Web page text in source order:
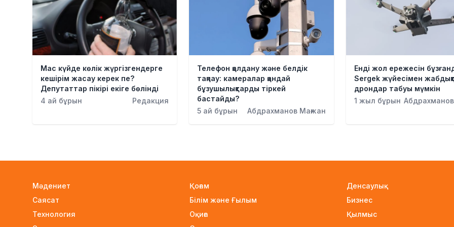
Мас күйде көлік жүргізгендерге
кешірім жасау керек пе?
Депутаттар пікірі екіге бөлінді
4 ай бұрын
Редакция
Телефон қолдану және белдік
тақпау: камералар қандай
бұзушылықтарды тіркей
бастайды?
5 ай бұрын
Абдрахманов Мағжан
Енді жол ережесін
Sergek жүйесімен
дрондар табуы мүмкін
1 жыл бұрын
Мәдениет
Саясат
Технология
Қоғам
Білім және Ғылым
Оқиға
Денсаулық
Бизнес
Қылмыс